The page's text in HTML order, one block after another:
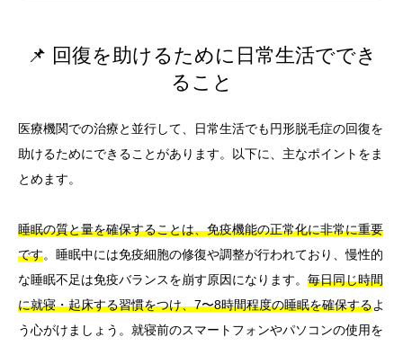
📌 回復を助けるために日常生活ででき
ること
医療機関での治療と並行して、日常生活でも円形脱毛症の回復を
助けるためにできることがあります。以下に、主なポイントをま
とめます。
睡眠の質と量を確保することは、免疫機能の正常化に非常に重要
です。睡眠中には免疫細胞の修復や調整が行われており、慢性的
な睡眠不足は免疫バランスを崩す原因になります。 毎日同じ時間
に就寝・起床する習慣をつけ、7〜8時間程度の睡眠を確保するよ
う心がけましょう。就寝前のスマートフォンやパソコンの使用を